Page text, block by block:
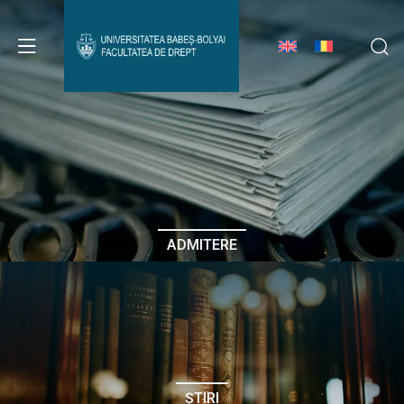
Avizier Studenți
Studii
Admitere
Erasmus & Internațional
Despre Facultate
ADMITERE
ȘTIRI